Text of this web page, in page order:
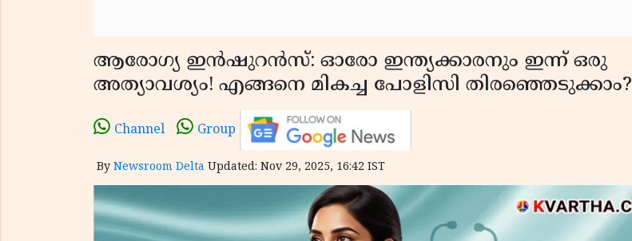
ആരോഗ്യ ഇൻഷുറൻസ്: ഓരോ ഇന്ത്യക്കാരനും ഇന്ന് ഒരു
അത്യാവശ്യം! എങ്ങനെ മികച്ച പോളിസി തിരഞ്ഞെടുക്കാം?
Channel Group
By Newsroom Delta Updated: Nov 29, 2025, 16:42 IST